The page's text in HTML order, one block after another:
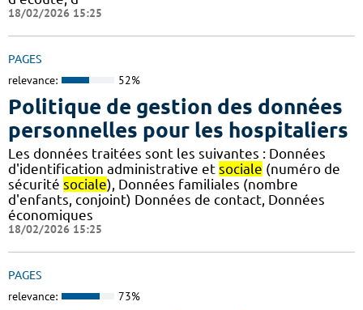
18/02/2026 15:25
PAGES
relevance: 52%
Politique de gestion des données
personnelles pour les hospitaliers
Les données traitées sont les suivantes : Données
d'identification administrative et sociale (numéro de
sécurité sociale), Données familiales (nombre
d'enfants, conjoint) Données de contact, Données
économiques
18/02/2026 15:25
PAGES
relevance: 73%